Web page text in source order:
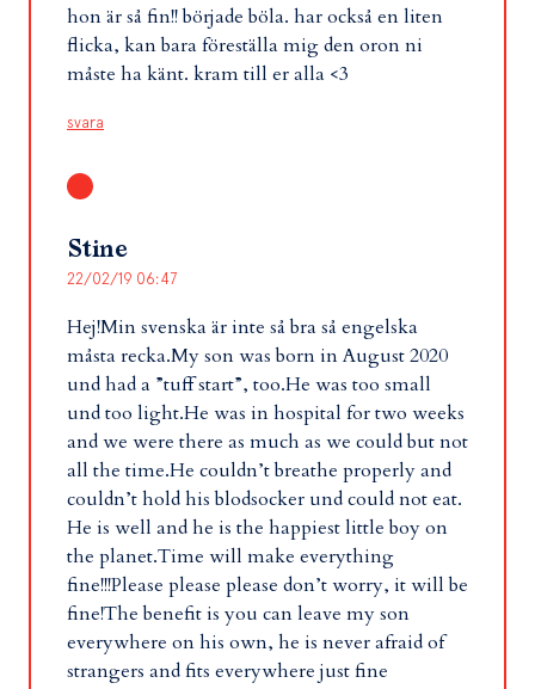
hon är så fin!! började böla. har också en liten
flicka, kan bara föreställa mig den oron ni
måste ha känt. kram till er alla <3
svara
Stine
22/02/19 06:47
Hej!Min svenska är inte så bra så engelska
måsta recka.My son was born in August 2020
und had a ”tuff start”, too.He was too small
und too light.He was in hospital for two weeks
and we were there as much as we could but not
all the time.He couldn’t breathe properly and
couldn’t hold his blodsocker und could not eat.
He is well and he is the happiest little boy on
the planet.Time will make everything
fine!!!Please please please don’t worry, it will be
fine!The benefit is you can leave my son
everywhere on his own, he is never afraid of
strangers and fits everywhere just fine